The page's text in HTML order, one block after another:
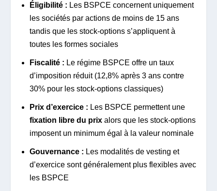
Éligibilité : Les BSPCE concernent uniquement
les sociétés par actions de moins de 15 ans
tandis que les stock-options s’appliquent à
toutes les formes sociales
Fiscalité : Le régime BSPCE offre un taux
d’imposition réduit (12,8% après 3 ans contre
30% pour les stock-options classiques)
Prix d’exercice : Les BSPCE permettent une
fixation libre du prixalors que les stock-options
imposent un minimum égal à la valeur nominale
Gouvernance : Les modalités de vesting et
d’exercice sont généralement plus flexibles avec
les BSPCE